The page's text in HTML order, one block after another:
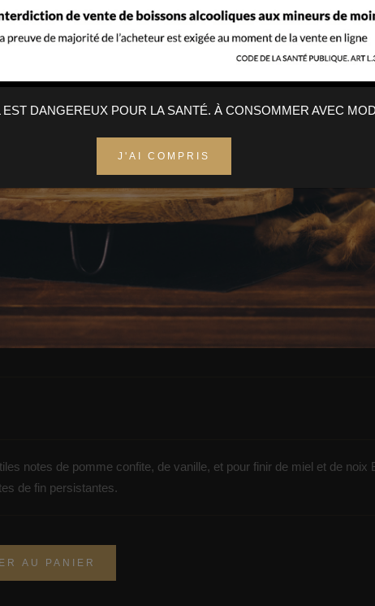
notes de pomme confite, de vanille, et pour finir de miel et de noix
de fin persistantes.
AU PANIER
DANGEREUX POUR LA SANTÉ. À CONSOMMER AVEC
J'AI COMPRIS